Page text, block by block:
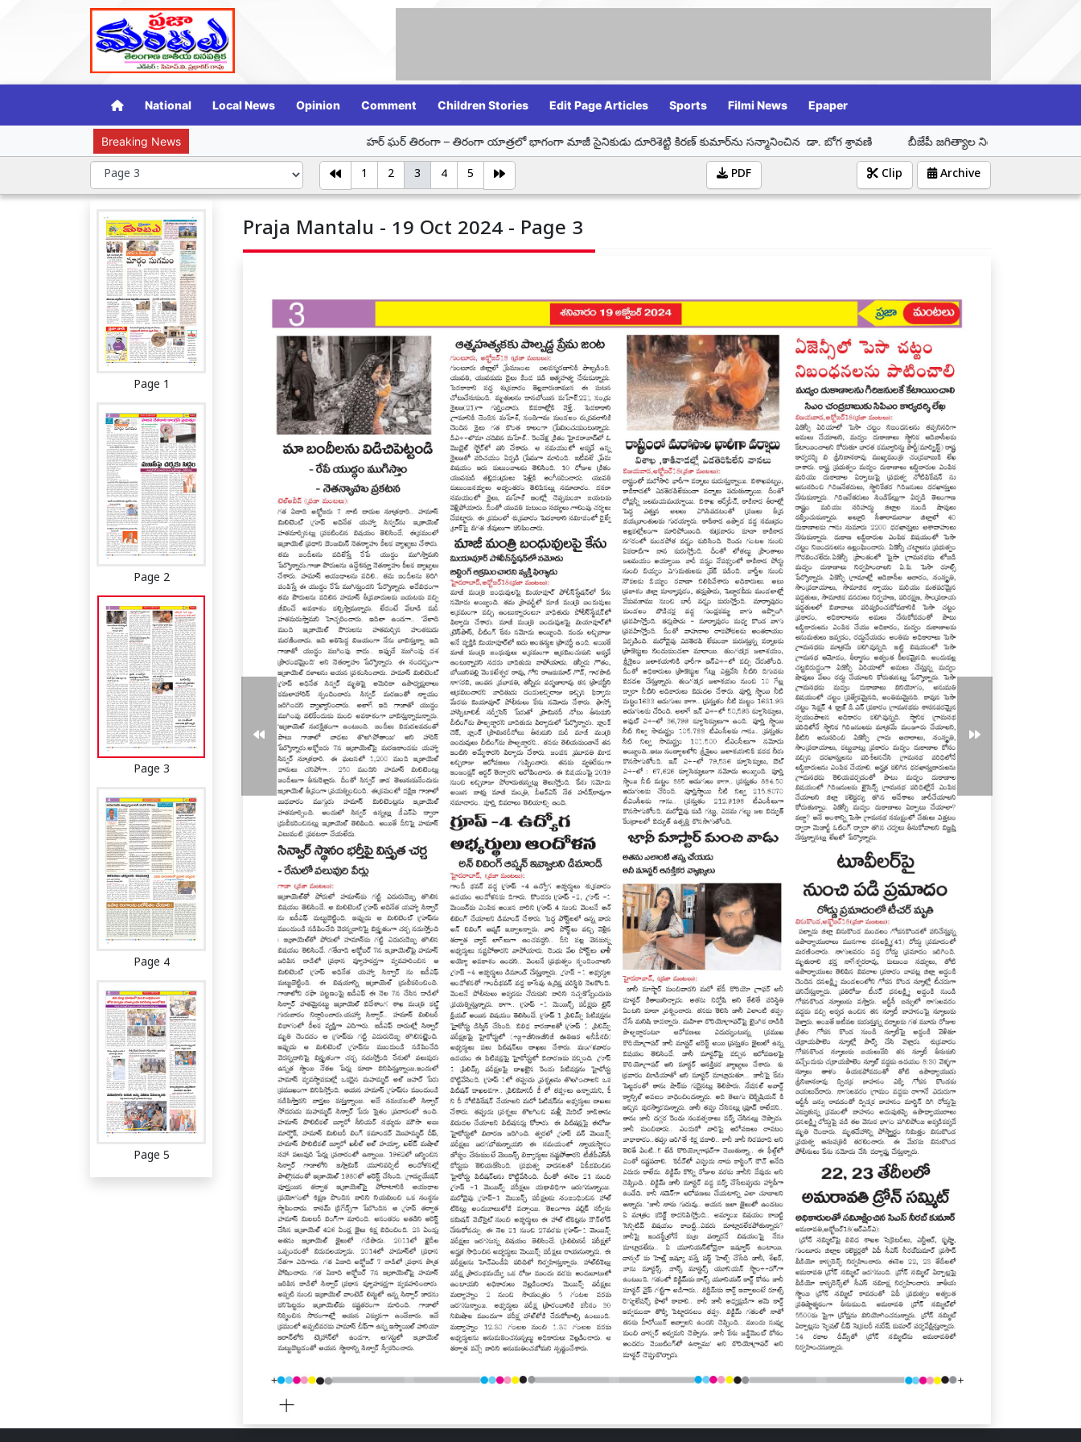
National Local News Opinion Comment Children Stories Edit Page Articles Sports Filmi News Epaper
Breaking News హర్ ఘర్ తిరంగా – తిరంగా యాత్రలో భాగంగా మాజీ సైనికుడు దూరిశెట్టి కిరణ్ కుమార్‌ను సన్మానించిన డా. బోగ శ్రావణి బీజేపీ జగిత్యాల నియోజకవర్గ ఇంచార్జ్ డా. బోగ
1 2 3 4 5 PDF Archive
Clip
Page 1
Page 2
Page 3
Page 4
Page 5
Praja Mantalu - 19 Oct 2024 - Page 3